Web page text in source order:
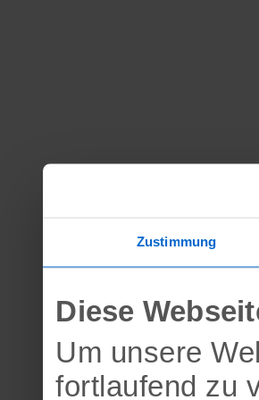
Zustimmung
Diese
Um unsere
fortlaufend zu